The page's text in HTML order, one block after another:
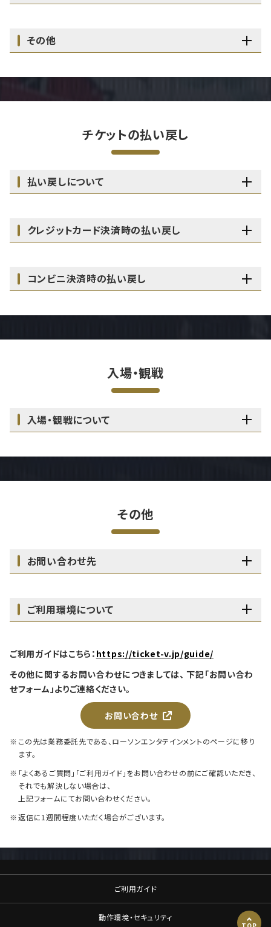
その他
チケットの払い戻し
払い戻しについて
クレジットカード決済時の払い戻し
コンビニ決済時の払い戻し
入場・観戦
入場・観戦について
その他
お問い合わせ先
ご利用環境について
ご利用ガイドはこちら： https://ticket-v.jp/guide/
その他に関するお問い合わせにつきましては、 下記「お問い合わ
せフォーム」よりご連絡ください。
お問い合わせ
この先は業務委託先である、ローソンエンタテインメントのページに移り
ます。
「よくあるご質問」「ご利用ガイド」をお問い合わせの前にご確認いただき、
それでも解決しない場合は、
上記フォームにてお問い合わせください。
返信に1週間程度いただく場合がございます。
ご利用ガイド
動作環境・セキュリティ
TOP